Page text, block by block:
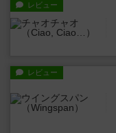
レビュー
レビュー